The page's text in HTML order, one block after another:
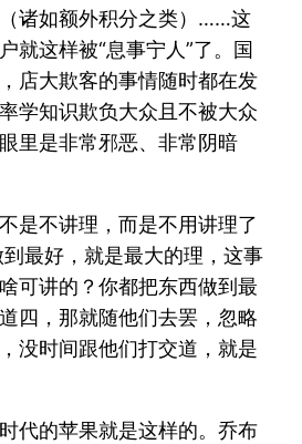
诸如额外积分之类）……这
就这样被“息事宁人”了。国
店大欺客的事情随时都在发
学知识欺负大众且不被大众
里是非常邪恶、非常阴暗
是不讲理，而是不用讲理了
最好，就是最大的理，这事
可讲的？你都把东西做到最
四，那就随他们去罢，忽略
没时间跟他们打交道，就是
代的苹果就是这样的。乔布